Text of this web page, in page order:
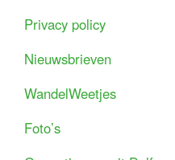
Privacy policy
Nieuwsbrieven
WandelWeetjes
Foto’s